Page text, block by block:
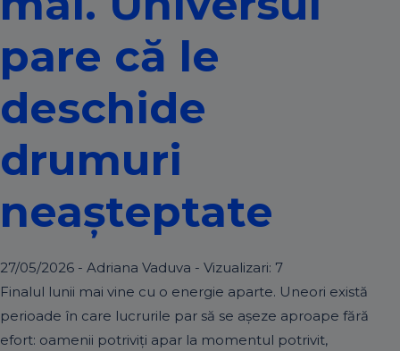
pare că le
deschide
drumuri
neașteptate
27/05/2026 - Adriana Vaduva - Vizualizari: 7
Finalul lunii mai vine cu o energie aparte. Uneori există
perioade în care lucrurile par să se așeze aproape fără
efort: oamenii potriviți apar la momentul potrivit,